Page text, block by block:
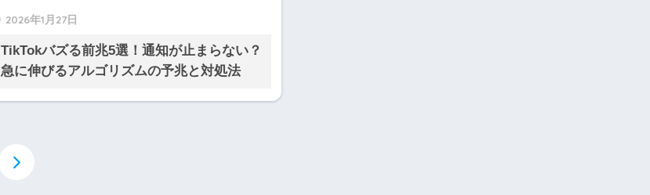
2026年1月27日
TikTokバズる前兆5選！通知が止まらない？
急に伸びるアルゴリズムの予兆と対処法